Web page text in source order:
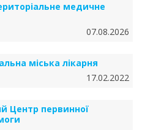
медичне
07.08.2026
міська лікарня
17.02.2022
Центр первинної